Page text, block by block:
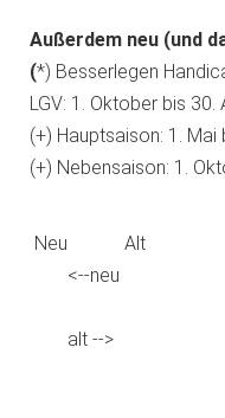
Außerdem neu (und
(*) Besserlegen
LGV: 1. Oktober bis 30.
(+) Hauptsaison: 1.
(+) Nebensaison: 1.
Neu
Alt
<--neu
alt -->